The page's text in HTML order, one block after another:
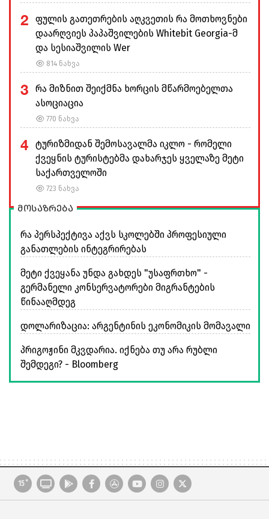
2
ფულის გათეთრების აღკვეთის რა მოთხოვნები
დაარღვიეს პაპაშვილების Whitebit Georgia-მ
და სესიაშვილის Wer
814 ნახვა
3
რა მიზნით შეიქმნა ხორცის მწარმოებელთა
ასოციაცია
770 ნახვა
4
ტურიზმიდან შემოსავალმა იკლო - რომელი
ქვეყნის ტურისტებმა დახარჯეს ყველაზე მეტი
საქართველოში
723 ნახვა
მოსაზრება
რა პერსპექტივა აქვს სკოლებში პროფესიული
განათლების ინტეგრირებას
მეტი ქვეყანა უნდა გახდეს "უსაფრთხო" -
გერმანელი კონსერვატორები მიგრანტების
წინააღმდეგ
დოლარიზაცია: არგენტინის ეკონომიკის მომავალი
პრიგოჟინი მკვდარია. იქნება თუ არა რუბლი
შემდეგი? - Bloomberg
15+